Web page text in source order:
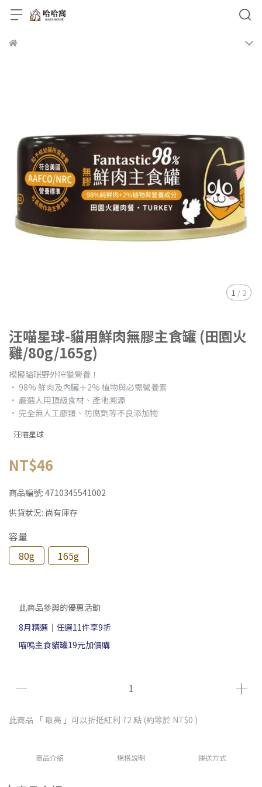
1 / 2
汪喵星球-貓用鮮肉無膠主食罐 (田園火
雞/80g/165g)
模擬貓咪野外狩獵營養！
• 98% 鮮肉及內臟＋2% 植物與必需營養素
• 嚴選人用頂級食材、產地溯源
• 完全無人工膠類、防腐劑等不良添加物
汪喵星球
NT$46
商品編號: 4710345541002
供貨狀況: 尚有庫存
容量
80g
165g
此商品參與的優惠活動
8月精選｜任選11件享9折
喵嗚主食貓罐19元加價購
此商品 「 最高 」可以折抵紅利 72 點 (約等於 NT$0 )
商品介紹 規格說明 運送方式